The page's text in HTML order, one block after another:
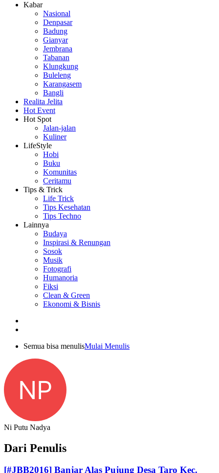
Kabar
Nasional
Denpasar
Badung
Gianyar
Jembrana
Tabanan
Klungkung
Buleleng
Karangasem
Bangli
Realita Jelita
Hot Event
Hot Spot
Jalan-jalan
Kuliner
LifeStyle
Hobi
Buku
Komunitas
Ceritamu
Tips & Trick
Life Trick
Tips Kesehatan
Tips Techno
Lainnya
Budaya
Inspirasi & Renungan
Sosok
Musik
Fotografi
Humanoria
Fiksi
Clean & Green
Ekonomi & Bisnis
Semua bisa menulisMulai Menulis
NP
Ni Putu Nadya
Dari Penulis
[#JBB2016] Banjar Alas Pujung Desa Taro Kec.